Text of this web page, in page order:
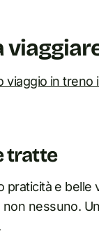
viaggio in treno
tratte
praticità e
nessuno.